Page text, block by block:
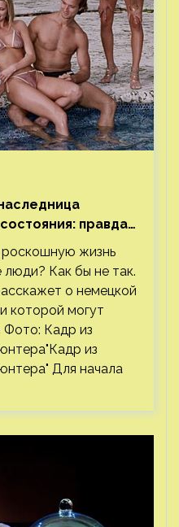
правда
жизнь
люди? Как бы не так.
о немецкой
которой могут
Фото: Кадр из
из
Для начала